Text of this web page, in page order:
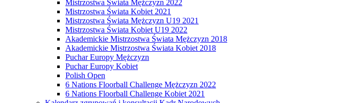
Mistrzostwa Świata Mężczyzn 2022
Mistrzostwa Świata Kobiet 2021
Mistrzostwa Świata Mężczyzn U19 2021
Mistrzostwa Świata Kobiet U19 2022
Akademickie Mistrzostwa Świata Mężczyzn 2018
Akademickie Mistrzostwa Świata Kobiet 2018
Puchar Europy Mężczyzn
Puchar Europy Kobiet
Polish Open
6 Nations Floorball Challenge Mężczyzn 2022
6 Nations Floorball Challenge Kobiet 2021